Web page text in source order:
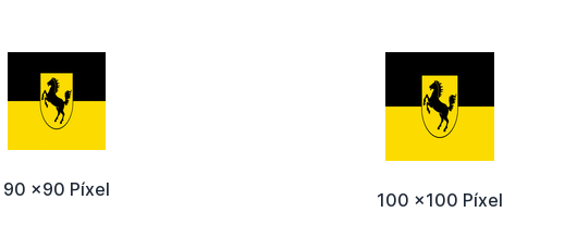
90 x90 Píxel 100 x100 Píxel